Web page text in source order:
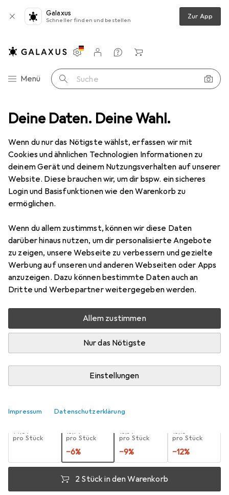
Deine Daten. Deine Wahl.
Wenn du nur das Nötigste wählst, erfassen wir mit
Cookies und ähnlichen Technologien Informationen zu
deinem Gerät und deinem Nutzungsverhalten auf unserer
Website. Diese brauchen wir, um dir bspw. ein sicheres
Login und Basisfunktionen wie den Warenkorb zu
ermöglichen.
Wenn du allem zustimmst, können wir diese Daten
darüber hinaus nutzen, um dir personalisierte Angebote
zu zeigen, unsere Webseite zu verbessern und gezielte
Werbung auf unseren und anderen Webseiten oder Apps
anzuzeigen. Dazu können bestimmte Daten auch an
Dritte und Werbepartner weitergegeben werden.
Allem zustimmen
Nur das Nötigste
Einstellungen
Impressum Datenschutzerklärung
Galaxus
Schneller finden und bestellen Zur App
Navigation nach Kategorien
Menü Suche
Einstellungen
Kundenkonto
Vergleichslisten
Merklisten
Warenkorb
+ Technik Bewässerung Sprühflasche Pressol Zerstäuber
MENGENRABATT
0.75 l
Preis in EUR inkl. MwSt.
EUR
13,99 Spare
Schneller lieferbar
Angebot fürEUR
30,43
10
Marke
Mehr von Pressol
Zwischen Do, 13.8. und Fr, 14.8. geliefert
Mehr als 10 Stück an Lager beim Lieferanten
EUR
14,87
pro Stück
EUR
13,99
pro Stück
−6%
EUR
13,59
pro Stück
−9%
EUR
13,15
pro Stück
−12%
2 Stück in den Warenkorb